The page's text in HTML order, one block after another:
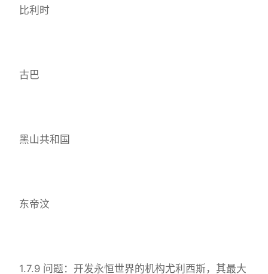
比利时
古巴
黑山共和国
东帝汶
1.7.9 问题：开发永恒世界的机构尤利西斯，其最大